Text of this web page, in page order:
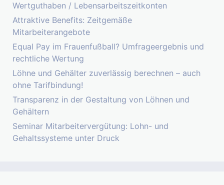
Wertguthaben / Lebensarbeitszeitkonten
Attraktive Benefits: Zeitgemäße
Mitarbeiterangebote
Equal Pay im Frauenfußball? Umfrageergebnis und
rechtliche Wertung
Löhne und Gehälter zuverlässig berechnen – auch
ohne Tarifbindung!
Transparenz in der Gestaltung von Löhnen und
Gehältern
Seminar Mitarbeitervergütung: Lohn- und
Gehaltssysteme unter Druck